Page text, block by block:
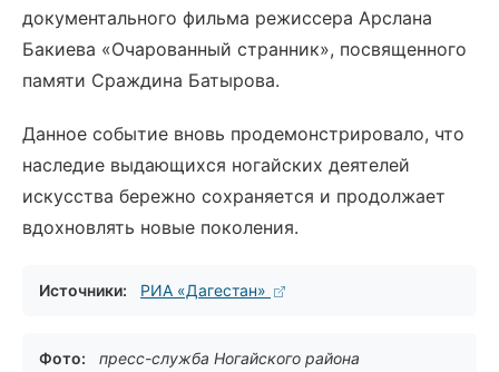
документального фильма режиссера Арслана
Бакиева «Очарованный странник», посвященного
памяти Сраждина Батырова.
Данное событие вновь продемонстрировало, что
наследие выдающихся ногайских деятелей
искусства бережно сохраняется и продолжает
вдохновлять новые поколения.
Источники: РИА «Дагестан»
Фото: пресс-служба Ногайского района